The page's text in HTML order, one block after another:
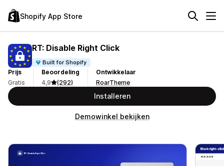
Shopify App Store
RT: Disable Right Click
Built for Shopify
Prijs
Gratis
Beoordeling
4,9
(292)
Ontwikkelaar
RoarTheme
Installeren
Demowinkel bekijken